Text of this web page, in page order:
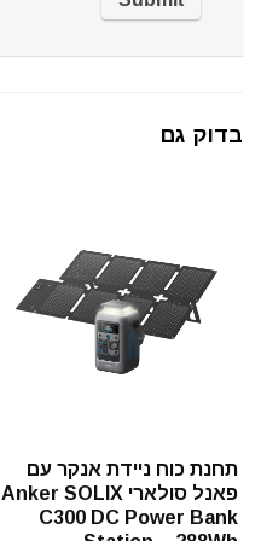
בדוק גם
תחנת כוח ניידת אנקר עם
פאנל סולארי Anker SOLIX
C300 DC Power Bank